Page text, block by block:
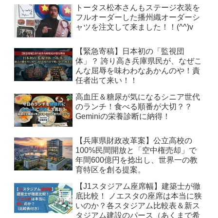
トータス松本さんもステージ衣装を
フルオーダーした播州織オーダーシ
ャツを注文して来ました！！(^^)v
【緊急寄稿】日本初の「監視団
体」？ 誇り高き兵庫県民が、なぜこ
んな屈辱を味わわなあかんのや！責
任者出て来い！！
高血圧＆糖尿が気になるシニア世代
のランチ！食べる順番が大切？？
Geminiの栄養診断に納得！
【兵庫県財政改革案】公立高校の
100%民間開放と「空中権売却」で
年間600億円を捻出し、世界一の教
育特区を創る提案。
【J1スタジアム座席幅】建築士が徹
底比較！ ノエスタの座席は本当に狭
いのか？各スタジアム比較表＆新ス
タジアム建設のパース（あくまで希